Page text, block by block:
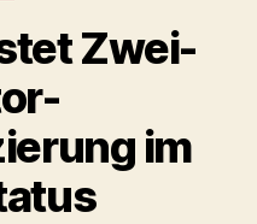
Zwei-
im